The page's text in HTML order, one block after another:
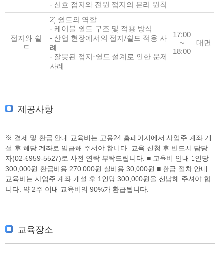
- 신호 접지와 전원 접지의 분리 원칙
접지와 쉴
드
2) 쉴드의 역할
- 케이블 쉴드 구조 및 적용 방식
- 산업 현장에서의 접지/쉴드 적용 사
례
- 잘못된 접지·쉴드 설계로 인한 문제
사례
17:00
~
18:00
대면
제공사항
※ 결제 및 환급 안내 교육비는 고용24 홈페이지에서 사업주 계좌 개
설 후 해당 계좌로 입금해 주셔야 합니다. 교육 신청 후 반드시 담당
자(02-6959-5527)로 사전 연락 부탁드립니다. ■ 교육비 안내 1인당
300,000원 환급비용 270,000원 실비용 30,000원 ■ 환급 절차 안내
교육비는 사업주 계좌 개설 후 1인당 300,000원을 선납해 주셔야 합
니다. 약 2주 이내 교육비의 90%가 환급됩니다.
교육장소